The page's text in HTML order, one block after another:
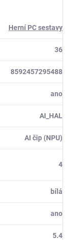
Herní PC sestavy
36
8592457295488
ano
AI_HAL
AI čip (NPU)
4
bílá
ano
5.4